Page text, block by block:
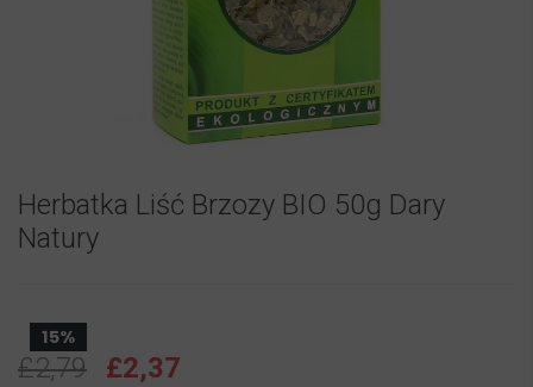
Herbatka Liść Brzozy BIO 50g Dary
Natury
15%
£2,79 £2,37